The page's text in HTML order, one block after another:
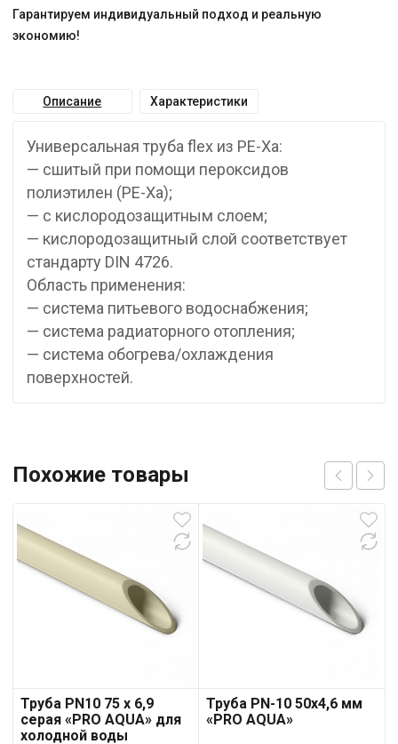
Гарантируем индивидуальный подход и реальную
экономию!
Описание Характеристики
Универсальная труба flex из PE-Xa:
— сшитый при помощи пероксидов
полиэтилен (PE-Xa);
— с кислородозащитным слоем;
— кислородозащитный слой соответствует
стандарту DIN 4726.
Область применения:
— система питьевого водоснабжения;
— система радиаторного отопления;
— система обогрева/охлаждения
поверхностей.
Похожие товары
Труба PN10 75 x 6,9
серая «PRO AQUA» для
холодной воды
Труба PN-10 50х4,6 мм
«PRO AQUA»